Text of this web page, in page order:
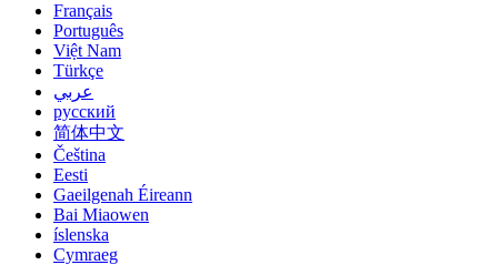
Français
Português
Việt Nam
Türkçe
عربي
русский
简体中文
Čeština
Eesti
Gaeilgenah Éireann
Bai Miaowen
íslenska
Cymraeg